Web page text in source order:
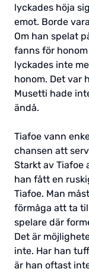
lyckades höja
emot. Borde
Om han spelat
fanns för
lyckades inte
honom. Det var
Musetti hade
ändå.
Tiafoe vann
chansen att
Starkt av Tiafoe
han fått en
Tiafoe. Man
förmåga att ta
spelare där
Det är
inte. Har han
är han oftast